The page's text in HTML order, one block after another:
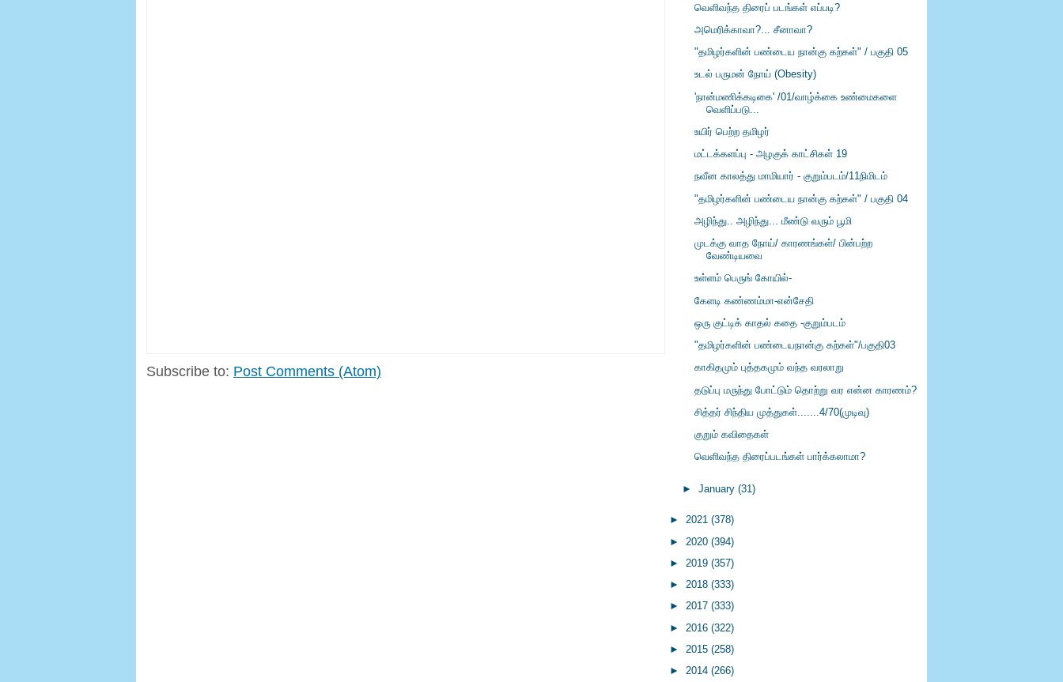
Subscribe to: Post Comments (Atom)
வெளிவந்த திரைப் படங்கள் எப்படி?
அமெரிக்காவா?... சீனாவா?
"தமிழர்களின் பண்டைய நான்கு கற்கள்" / பகுதி 05
உடல் பருமன் நோய் (Obesity)
'நான்மணிக்கடிகை' /01/வாழ்க்கை உண்மைகளை
வெளிப்படு...
உயிர் பெற்ற தமிழர்
மட்டக்களப்பு - அழகுக் காட்சிகள் 19
நவீன காலத்து மாமியார் - குறும்படம்/11நிமிடம்
"தமிழர்களின் பண்டைய நான்கு கற்கள்" / பகுதி 04
அழிந்து.. அழிந்து... மீண்டு வரும் பூமி
முடக்கு வாத நோய்/ காரணங்கள்/ பின்பற்ற
வேண்டியவை
உள்ளம் பெருங் கோயில்-
கேளடி கண்ணம்மா-என்சேதி
ஒரு குட்டிக் காதல் கதை -குறும்படம்
"தமிழர்களின் பண்டையநான்கு கற்கள்"/பகுதி03
காகிதமும் புத்தகமும் வந்த வரலாறு
தடுப்பு மருந்து போட்டும் தொற்று வர என்ன காரணம்?
சித்தர் சிந்திய முத்துகள்.......4/70(முடிவு)
குறும் கவிதைகள்
வெளிவந்த திரைப்படங்கள் பார்க்கலாமா?
► January (31)
► 2021 (378)
► 2020 (394)
► 2019 (357)
► 2018 (333)
► 2017 (333)
► 2016 (322)
► 2015 (258)
► 2014 (266)